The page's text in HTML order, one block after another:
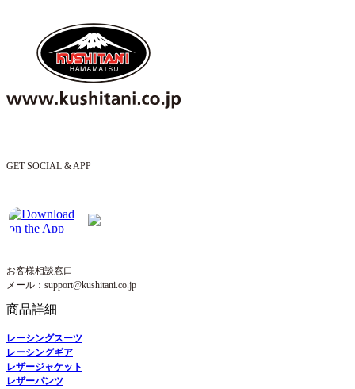
GET SOCIAL & APP
お客様相談窓口
メール：support@kushitani.co.jp
商品詳細
レーシングスーツ
レーシングギア
レザージャケット
レザーパンツ